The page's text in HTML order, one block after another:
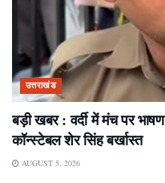
उत्तराखंड
बड़ी खबर : वर्दी में मंच पर
कॉन्स्टेबल शेर सिंह बर्खास्त
AUGUST 5, 2026